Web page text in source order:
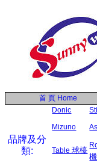
首 頁 Home
品牌及分
類:
Donic
Mizuno
Table球檯
機